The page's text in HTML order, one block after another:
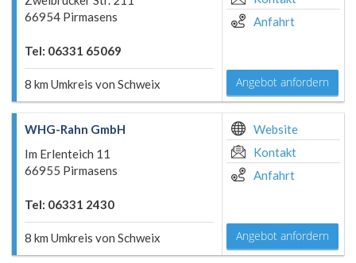
66954 Pirmasens
Tel: 06331 65069
8 km Umkreis von Schweix
Anfahrt
Angebot anfordern
WHG-Rahn GmbH
Im Erlenteich 11
66955 Pirmasens
Tel: 06331 2430
8 km Umkreis von Schweix
Website
Kontakt
Anfahrt
Angebot anfordern